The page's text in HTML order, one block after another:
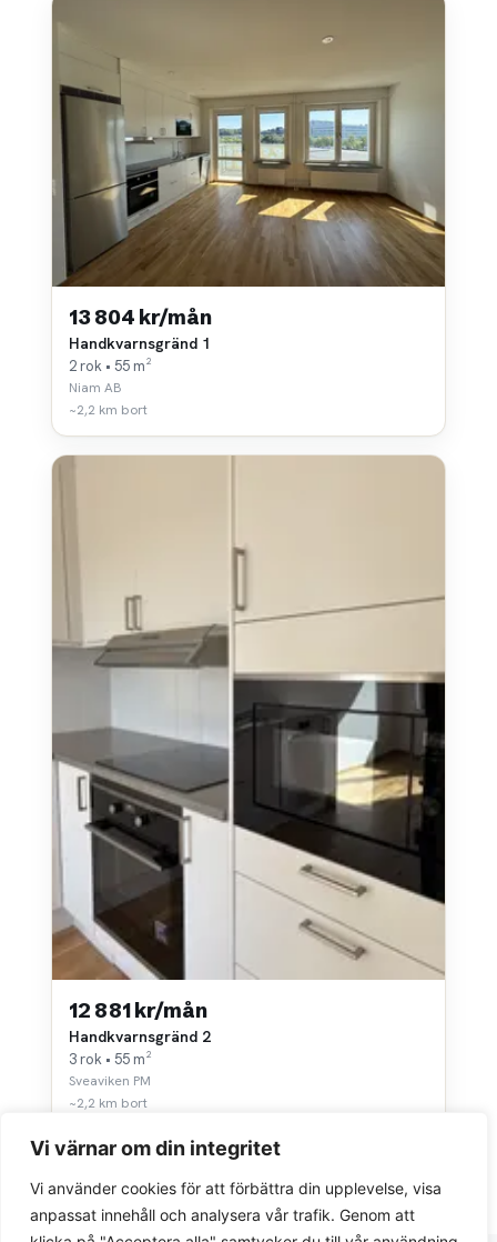
Vi värnar om din integritet
Vi använder cookies för att förbättra din upplevelse, visa
anpassat innehåll och analysera vår trafik. Genom att
13 804 kr/mån
Handkvarnsgränd 1
2 rok • 55 m²
Niam AB
~2,2 km bort
12 881 kr/mån
Handkvarnsgränd 2
3 rok • 55 m²
Sveaviken PM
~2,2 km bort